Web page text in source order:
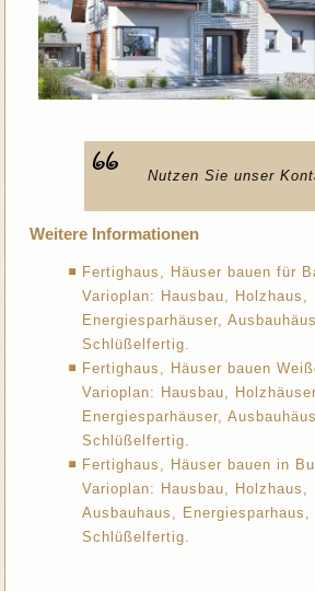
Nutzen Sie unser
Weitere Informationen
Fertighaus, Häuser bauen für
Varioplan: Hausbau, Holzhaus,
Energiesparhäuser,
Schlüßelfertig.
Fertighaus, Häuser bauen
Varioplan: Hausbau,
Energiesparhäuser,
Schlüßelfertig.
Fertighaus, Häuser bauen in
Varioplan: Hausbau, Holzhaus,
Ausbauhaus,
Schlüßelfertig.